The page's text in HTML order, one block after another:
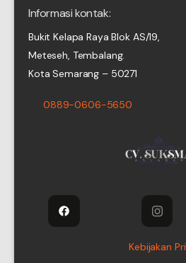
Informasi kontak:
Bukit Kelapa Raya Blok AS/19,
Meteseh, Tembalang.
Kota Semarang – 50271
0889-0606-5650
Kebijakan